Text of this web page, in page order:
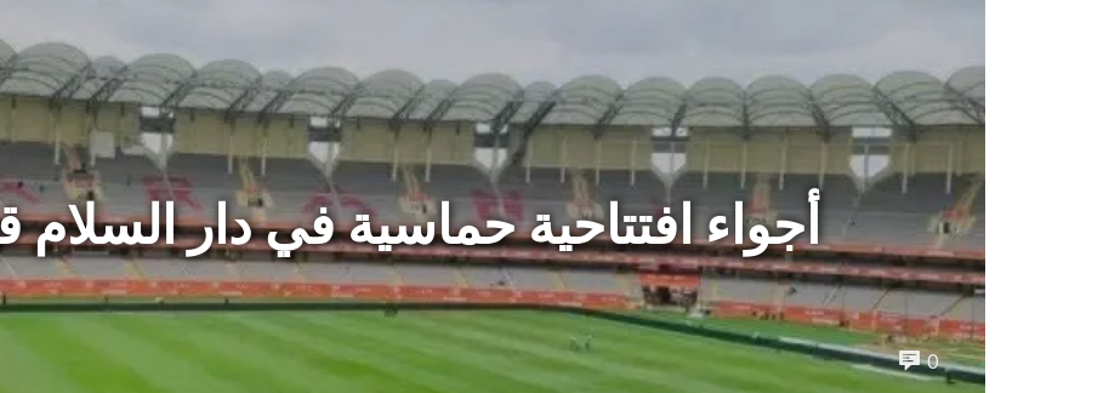
أجواء افتتاحية حماسية في دار السلام
0